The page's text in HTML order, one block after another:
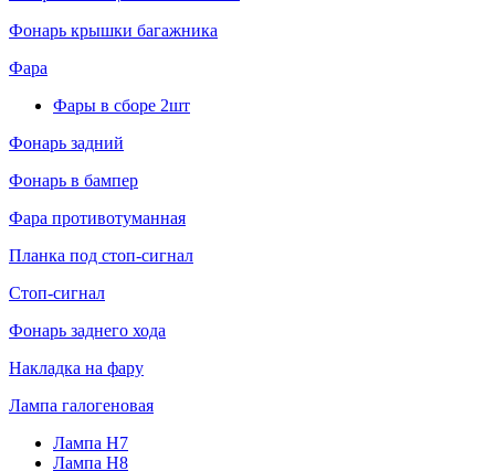
Фонарь крышки багажника
Фара
Фары в сборе 2шт
Фонарь задний
Фонарь в бампер
Фара противотуманная
Планка под стоп-сигнал
Стоп-сигнал
Фонарь заднего хода
Накладка на фару
Лампа галогеновая
Лампа H7
Лампа H8